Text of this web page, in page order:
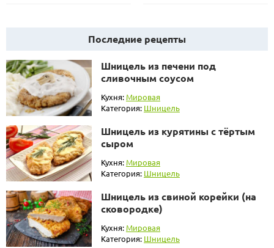
Последние рецепты
Шницель из печени под
сливочным соусом
Кухня: Мировая
Категория: Шницель
Шницель из курятины с тёртым
сыром
Кухня: Мировая
Категория: Шницель
Шницель из свиной корейки (на
сковородке)
Кухня: Мировая
Категория: Шницель